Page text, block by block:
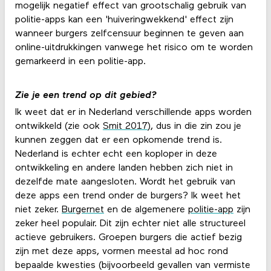
mogelijk negatief effect van grootschalig gebruik van
politie-apps kan een 'huiveringwekkend' effect zijn
wanneer burgers zelfcensuur beginnen te geven aan
online-uitdrukkingen vanwege het risico om te worden
gemarkeerd in een politie-app.
Zie je een trend op dit gebied?
Ik weet dat er in Nederland verschillende apps worden
ontwikkeld (zie ook Smit 2017), dus in die zin zou je
kunnen zeggen dat er een opkomende trend is.
Nederland is echter echt een koploper in deze
ontwikkeling en andere landen hebben zich niet in
dezelfde mate aangesloten. Wordt het gebruik van
deze apps een trend onder de burgers? Ik weet het
niet zeker. Burgernet en de algemenere politie-app zijn
zeker heel populair. Dit zijn echter niet alle structureel
actieve gebruikers. Groepen burgers die actief bezig
zijn met deze apps, vormen meestal ad hoc rond
bepaalde kwesties (bijvoorbeeld gevallen van vermiste